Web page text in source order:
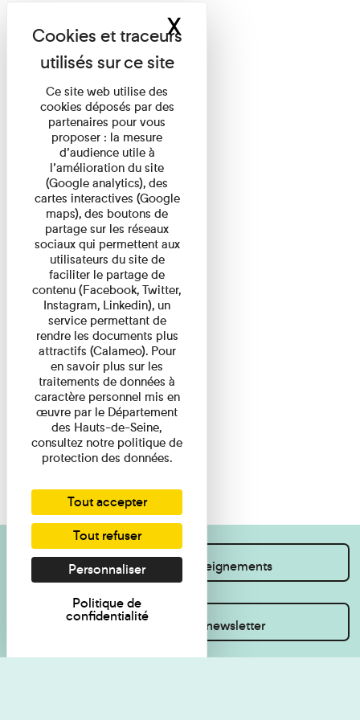
Je souhaite des renseignements
Inscrivez-vous à la newsletter
Ce site web utilise des
cookies déposés par des
partenaires pour vous
proposer : la mesure
d’audience utile à
l’amélioration du site
(Google analytics), des
cartes interactives (Google
maps), des boutons de
partage sur les réseaux
sociaux qui permettent aux
utilisateurs du site de
faciliter le partage de
contenu (Facebook, Twitter,
Instagram, Linkedin), un
service permettant de
rendre les documents plus
attractifs (Calameo). Pour
en savoir plus sur les
traitements de données à
caractère personnel mis en
œuvre par le Département
des Hauts-de-Seine,
consultez notre politique de
protection des données.
Tout accepter
Tout refuser
Personnaliser
Politique de
confidentialité
XMasquer le